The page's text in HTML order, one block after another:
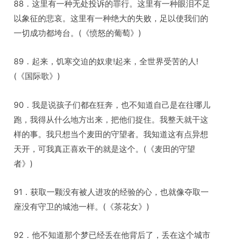
88．这里有一种无处投诉的罪行。这里有一种眼泪不足
以象征的悲哀。这里有一种绝大的失败，足以使我们的
一切成功都垮台。(《愤怒的葡萄》)
89．起来，饥寒交迫的奴隶!起来，全世界受苦的人!
(《国际歌》)
90．我是说孩子们都在狂奔，也不知道自己是在往哪儿
跑，我得从什么地方出来，把他们捉住。我整天就干这
样的事。我只想当个麦田的守望者。我知道这有点异想
天开，可我真正喜欢干的就是这个。(《麦田的守望
者》)
91．获取一颗没有被人进攻的经验的心，也就像夺取一
座没有守卫的城池一样。(《茶花女》)
92．他不知道那个梦已经丢在他背后了，丢在这个城市